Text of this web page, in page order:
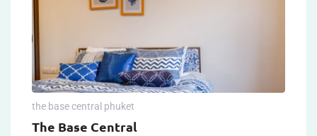
the base central phuket
The Base Central